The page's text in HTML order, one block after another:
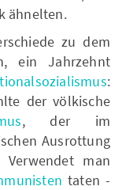
ähnelten.
zu dem
ein Jahrzehnt
:
der völkische
, der im
Ausrottung
Verwendet man
taten -